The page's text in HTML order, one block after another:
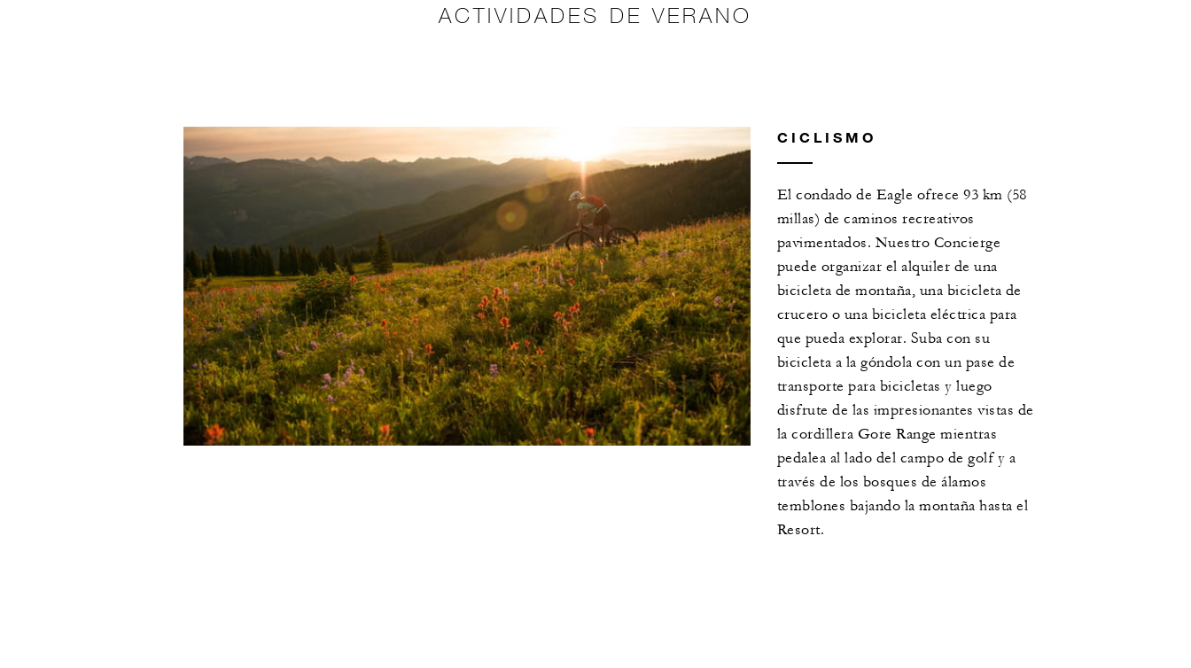
ACTIVIDADES DE VERANO
CICLISMO
El condado de Eagle ofrece 93 km (58
millas) de caminos recreativos
pavimentados. Nuestro Concierge
puede organizar el alquiler de una
bicicleta de montaña, una bicicleta de
crucero o una bicicleta eléctrica para
que pueda explorar. Suba con su
bicicleta a la góndola con un pase de
transporte para bicicletas y luego
disfrute de las impresionantes vistas de
la cordillera Gore Range mientras
pedalea al lado del campo de golf y a
través de los bosques de álamos
temblones bajando la montaña hasta el
Resort.